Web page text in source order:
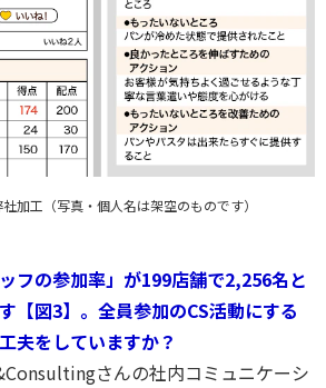
加工（写真・個人名は架空のものです）
フの参加率」が199店舗で2,256名と
【図3】。全員参加のCS活動にする
夫をしていますか？
さんの社内コミュニケーシ